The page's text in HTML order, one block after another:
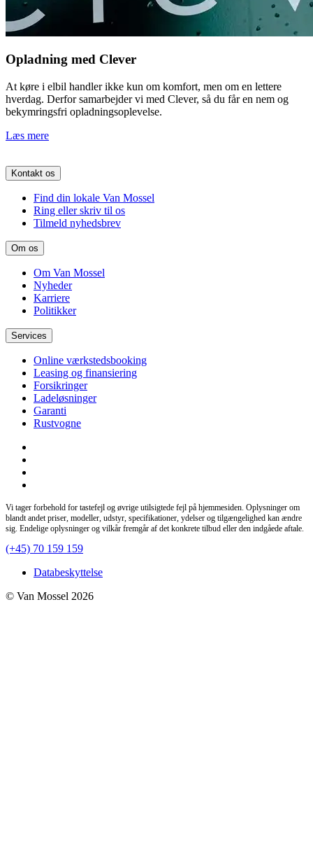
Opladning med Clever
At køre i elbil handler ikke kun om komfort, men om en lettere
hverdag. Derfor samarbejder vi med Clever, så du får en nem og
bekymringsfri opladningsoplevelse.
Læs mere
Kontakt os
Find din lokale Van Mossel
Ring eller skriv til os
Tilmeld nyhedsbrev
Om os
Om Van Mossel
Nyheder
Karriere
Politikker
Services
Online værkstedsbooking
Leasing og finansiering
Forsikringer
Ladeløsninger
Garanti
Rustvogne
Vi tager forbehold for tastefejl og øvrige utilsigtede fejl på hjemmesiden. Oplysninger om
blandt andet priser, modeller, udstyr, specifikationer, ydelser og tilgængelighed kan ændre
sig. Endelige oplysninger og vilkår fremgår af det konkrete tilbud eller den indgåede aftale.
(+45) 70 159 159
Databeskyttelse
© Van Mossel 2026